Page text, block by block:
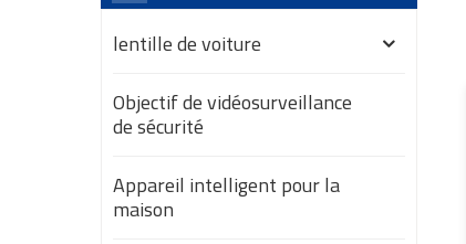
lentille de voiture
Objectif de vidéosurveillance
de sécurité
Appareil intelligent pour la
maison